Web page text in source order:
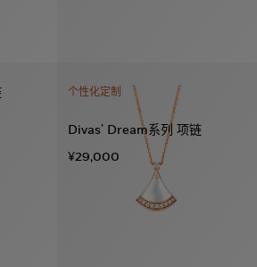
个性化定制
Divas’ Dream系列 项链
¥29,000